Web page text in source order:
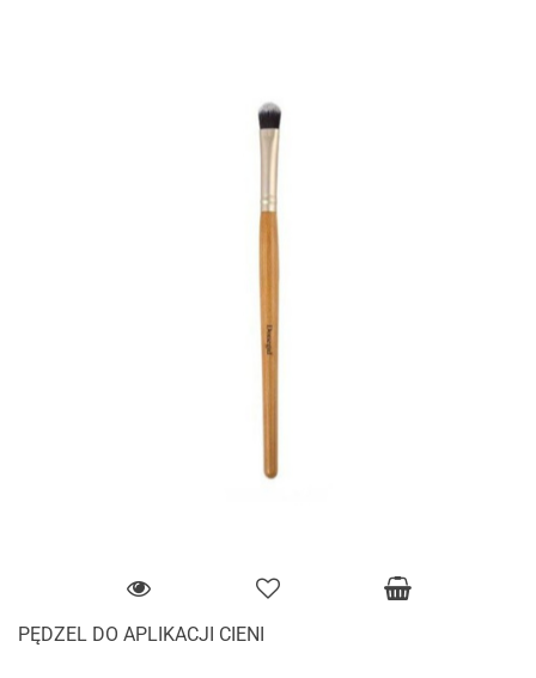
PĘDZEL DO APLIKACJI CIENI